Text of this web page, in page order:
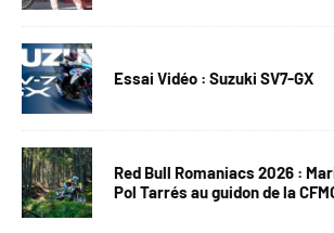
Essai Vidéo : Suzuki SV7-GX
Red Bull Romaniacs 2026 :
Pol Tarrés au guidon de la